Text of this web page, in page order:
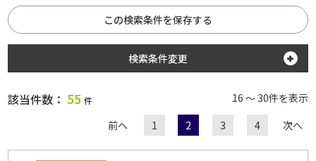
該当件数： 55 件
16 ～ 30件を表示
前へ
1 2 3 4 次へ
この検索条件を保存する
検索条件変更